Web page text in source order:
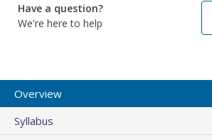
Have a question?
We're here to help
Overview
Syllabus